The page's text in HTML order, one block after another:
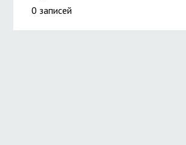
0 записей